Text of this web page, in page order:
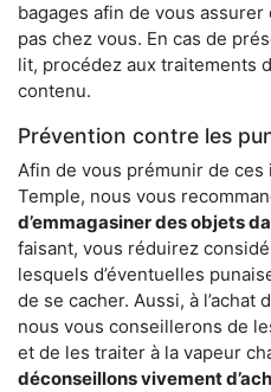
bagages afin de vous
pas chez vous. En cas de
lit, procédez aux traitements
contenu.
Prévention contre les
Afin de vous prémunir de
Temple, nous vous
d’emmagasiner des objets
faisant, vous réduirez
lesquels d’éventuelles
de se cacher. Aussi, à l’achat
nous vous conseillerons de
et de les traiter à la vapeur
déconseillons vivement